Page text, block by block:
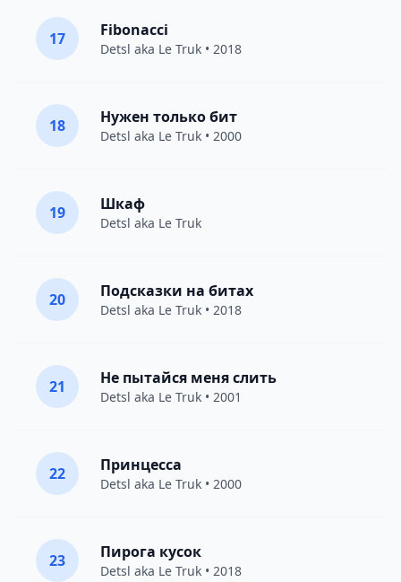
17 Fibonacci
Detsl aka Le Truk • 2018
18 Нужен только бит
Detsl aka Le Truk • 2000
19 Шкаф
Detsl aka Le Truk
20 Подсказки на битах
Detsl aka Le Truk • 2018
21 Не пытайся меня слить
Detsl aka Le Truk • 2001
22 Принцесса
Detsl aka Le Truk • 2000
23 Пирога кусок
Detsl aka Le Truk • 2018